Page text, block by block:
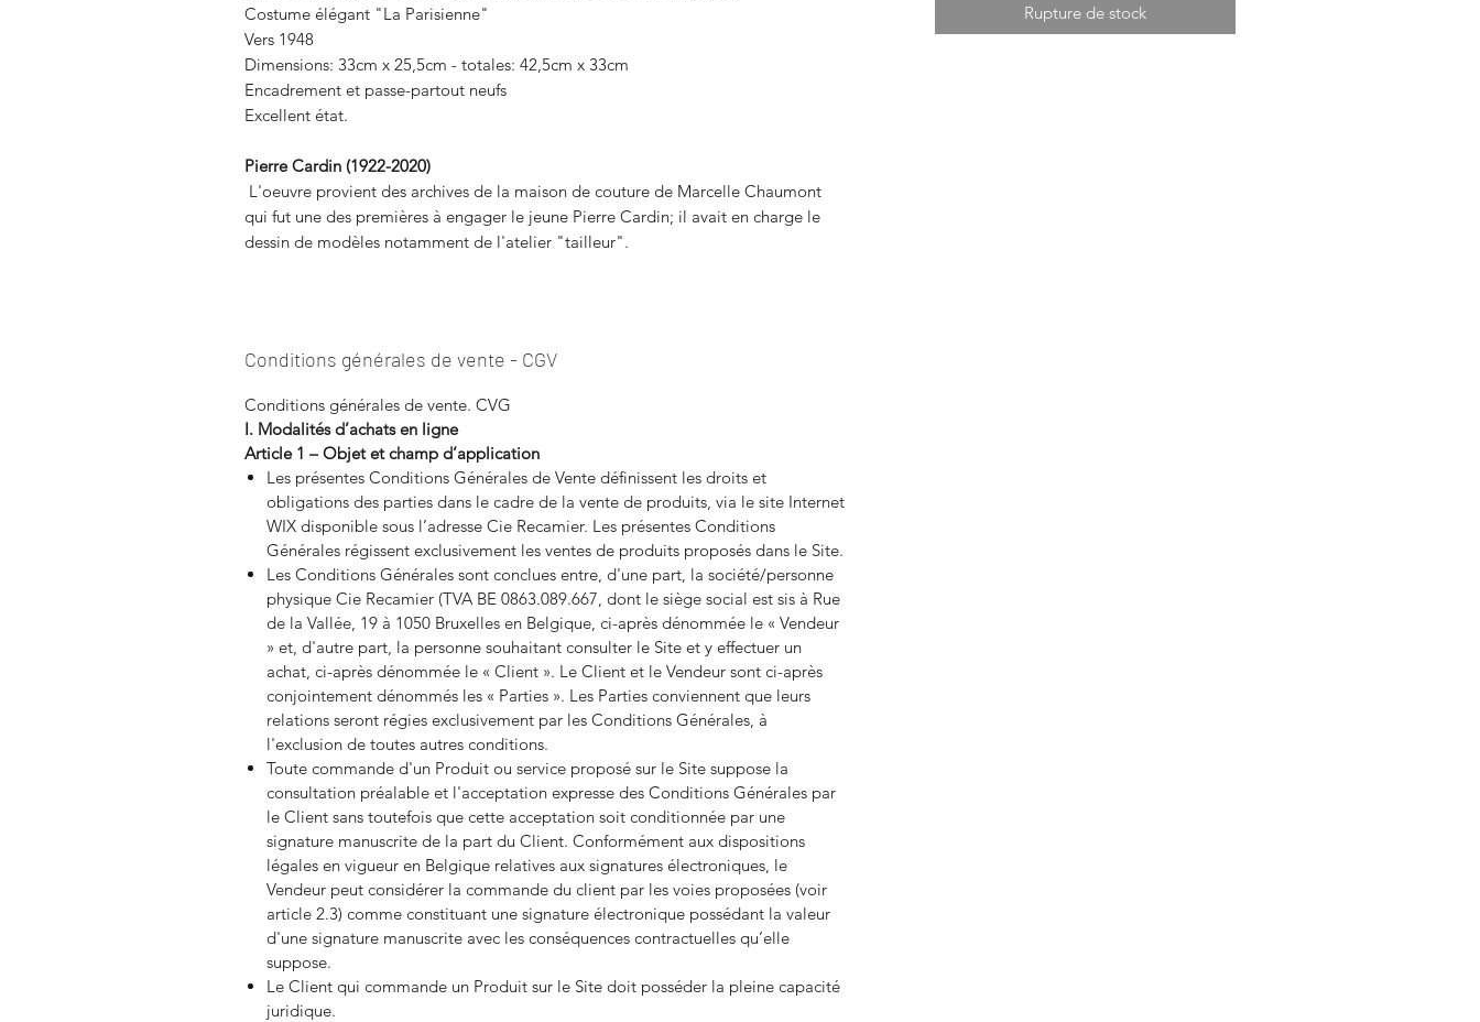
Costume élégant "La Parisienne"
Vers 1948
Dimensions: 33cm x 25,5cm - totales: 42,5cm x 33cm
Encadrement et passe-partout neufs
Excellent état.
Pierre Cardin (1922-2020)
L'oeuvre provient des archives de la maison de couture de Marcelle Chaumont
qui fut une des premières à engager le jeune Pierre Cardin; il avait en charge le
dessin de modèles notamment de l'atelier "tailleur".
Conditions générales de vente - CGV
Conditions générales de vente. CVG
I. Modalités d’achats en ligne
Article 1 – Objet et champ d’application
Les présentes Conditions Générales de Vente définissent les droits et
obligations des parties dans le cadre de la vente de produits, via le site Internet
WIX disponible sous l’adresse Cie Recamier. Les présentes Conditions
Générales régissent exclusivement les ventes de produits proposés dans le Site.
Les Conditions Générales sont conclues entre, d'une part, la société/personne
physique Cie Recamier (TVA BE 0863.089.667, dont le siège social est sis à Rue
de la Vallée, 19 à 1050 Bruxelles en Belgique, ci-après dénommée le « Vendeur
» et, d'autre part, la personne souhaitant consulter le Site et y effectuer un
achat, ci-après dénommée le « Client ». Le Client et le Vendeur sont ci-après
conjointement dénommés les « Parties ». Les Parties conviennent que leurs
relations seront régies exclusivement par les Conditions Générales, à
l'exclusion de toutes autres conditions.
Toute commande d'un Produit ou service proposé sur le Site suppose la
consultation préalable et l'acceptation expresse des Conditions Générales par
le Client sans toutefois que cette acceptation soit conditionnée par une
signature manuscrite de la part du Client. Conformément aux dispositions
légales en vigueur en Belgique relatives aux signatures électroniques, le
Vendeur peut considérer la commande du client par les voies proposées (voir
article 2.3) comme constituant une signature électronique possédant la valeur
d'une signature manuscrite avec les conséquences contractuelles qu’elle
suppose.
Le Client qui commande un Produit sur le Site doit posséder la pleine capacité
juridique.
Rupture de stock